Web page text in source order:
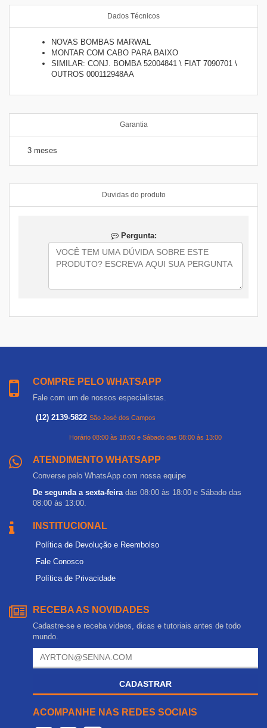
Dados Técnicos
NOVAS BOMBAS MARWAL
MONTAR COM CABO PARA BAIXO
SIMILAR: CONJ. BOMBA 52004841 \ FIAT 7090701 \
OUTROS 000112948AA
Garantia
3 meses
Duvidas do produto
Pergunta:
COMPRE PELO WHATSAPP
Fale com um de nossos especialistas.
(12) 2139-5822 São José dos Campos
Horário 08:00 às 18:00 e Sábado das 08:00 às 13:00
ATENDIMENTO WHATSAPP
Converse pelo WhatsApp com nossa equipe
De segunda a sexta-feira das 08:00 às 18:00 e Sábado das
08:00 às 13:00.
INSTITUCIONAL
Política de Devolução e Reembolso
Fale Conosco
Política de Privacidade
RECEBA AS NOVIDADES
Cadastre-se e receba videos, dicas e tutoriais antes de todo
mundo.
CADASTRAR
ACOMPANHE NAS REDES SOCIAIS